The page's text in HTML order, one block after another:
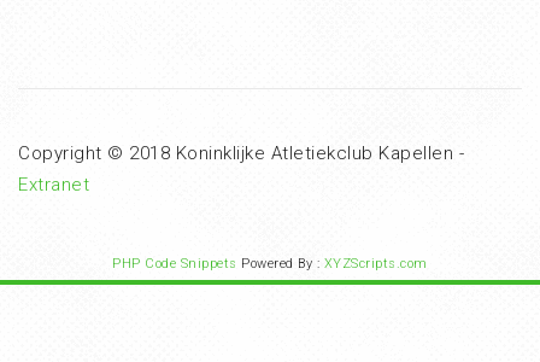
Copyright © 2018 Koninklijke Atletiekclub Kapellen -
Extranet
PHP Code Snippets Powered By : XYZScripts.com